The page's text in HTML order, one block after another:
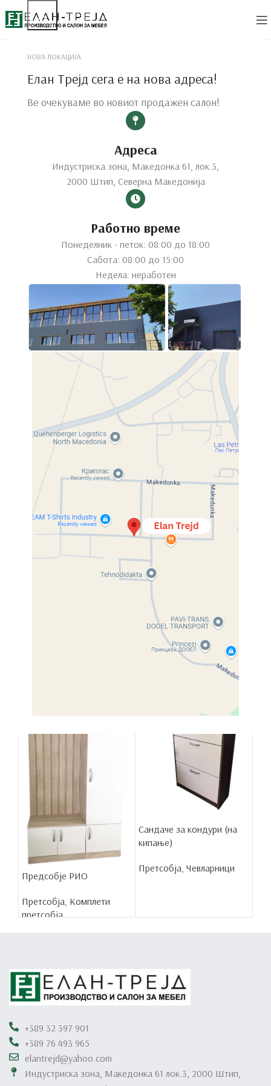
НОВА ЛОКАЦИЈА
Елан Трејд сега е на нова адреса!
Ве очекуваме во новиот продажен салон!
Адреса
Индустриска зона, Македонка 61, лок.3,
2000 Штип, Северна Македонија
Работно време
Понеделник - петок: 08:00 до 18:00
Сабота: 08:00 до 15:00
Недела: неработен
Click to enlarge
Претсобја Чевларници Елемент за чевли
Елемент за чевли
Available for purchase.
Compare
Categories:
Product details coming soon.
Предсобје РИО
Претсобја, Комплети
претсобја
Сандаче за кондури (на
кипање)
Претсобја, Чевларници
+389 32 397 901
+389 76 493 965
elantrejd@yahoo.com
Индустриска зона, Македонка 61 лок.3, 2000 Штип,